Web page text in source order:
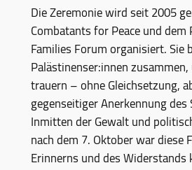
Die Zeremonie wird seit 2005
Combatants for Peace und dem
Families Forum organisiert. Sie
Palästinenser:innen
trauern – ohne Gleichsetzung,
gegenseitiger Anerkennung des
Inmitten der Gewalt und
nach dem 7. Oktober war diese
Erinnerns und des